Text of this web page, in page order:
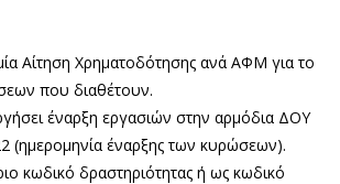
Αίτηση Χρηματοδότησης ανά ΑΦΜ για το
που διαθέτουν.
έναρξη εργασιών στην αρμόδια ΔΟΥ
(ημερομηνία έναρξης των κυρώσεων).
κωδικό δραστηριότητας ή ως κωδικό